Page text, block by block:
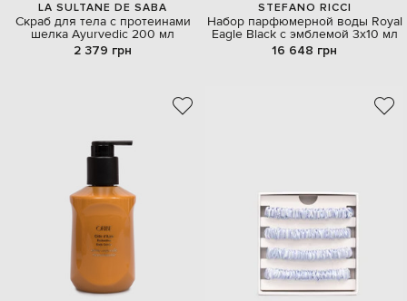
LA SULTANE DE SABA
Скраб для тела с протеинами
шелка Ayurvedic 200 мл
2 379 грн
STEFANO RICCI
Набор парфюмерной воды Royal
Eagle Black с эмблемой 3х10 мл
16 648 грн